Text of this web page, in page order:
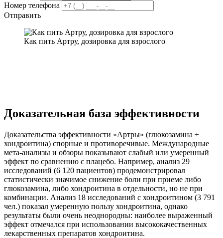
Номер телефона
Отправить
Как пить Артру, дозировка для взрослого
Доказательная база эффективности
Доказательства эффективности «Артры» (глюкозамина +
хондроитина) спорные и противоречивые. Международные
мета-анализы и обзоры показывают слабый или умеренный
эффект по сравнению с плацебо. Например, анализ 29
исследований (6 120 пациентов) продемонстрировал
статистически значимое снижение боли при приеме либо
глюкозамина, либо хондроитина в отдельности, но не при
комбинации. Анализ 18 исследований с хондроитином (3 791
чел.) показал умеренную пользу хондроитина, однако
результаты были очень неоднородны: наиболее выраженный
эффект отмечался при использовании высококачественных
лекарственных препаратов хондроитина.